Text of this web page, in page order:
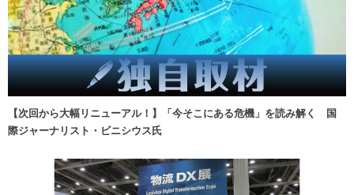
【次回から大幅リニューアル！】「今そこにある危機」を読み解く 国
際ジャーナリスト・ビニシウス氏